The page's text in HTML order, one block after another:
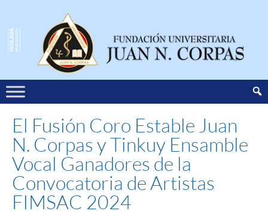
El Fusión Coro Estable Juan
N. Corpas y Tinkuy Ensamble
Vocal Ganadores de la
Convocatoria de Artistas
FIMSAC 2024